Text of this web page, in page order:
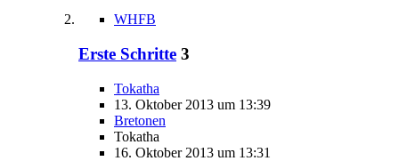
WHFB
Erste Schritte 3
Tokatha
13. Oktober 2013 um 13:39
Bretonen
Tokatha
16. Oktober 2013 um 13:31